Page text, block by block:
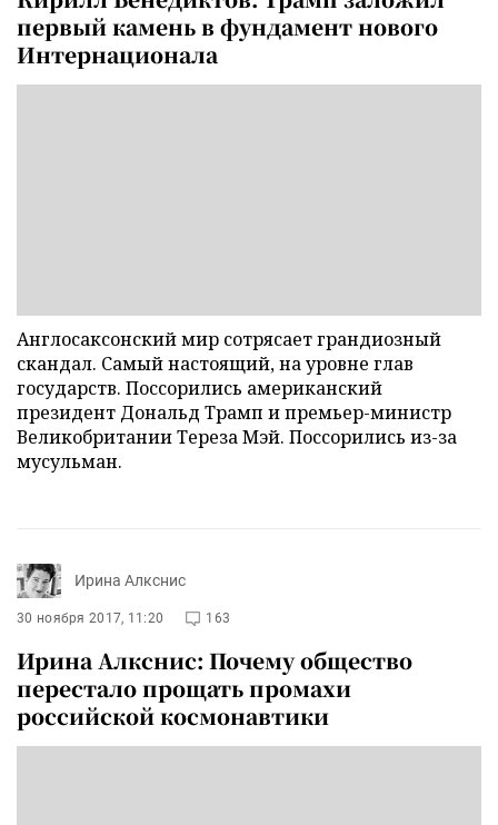
первый камень в фундамент нового
Интернационала
Англосаксонский мир сотрясает грандиозный
скандал. Самый настоящий, на уровне глав
государств. Поссорились американский
президент Дональд Трамп и премьер-министр
Великобритании Тереза Мэй. Поссорились из-за
мусульман.
Ирина Алкснис
30 ноября 2017, 11:20 163
Ирина Алкснис: Почему общество
перестало прощать промахи
российской космонавтики